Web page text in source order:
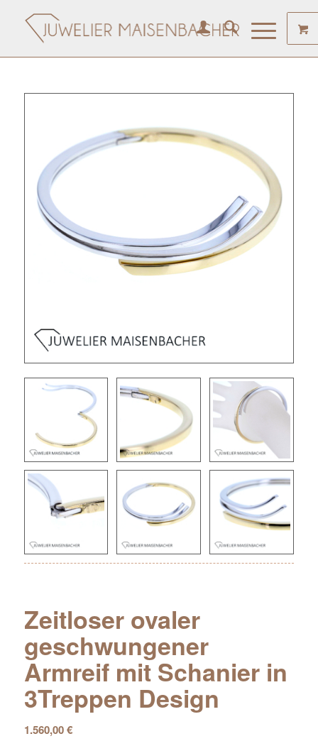
Zeitloser ovaler
geschwungener
Armreif mit Schanier in
3Treppen Design
1.560,00€